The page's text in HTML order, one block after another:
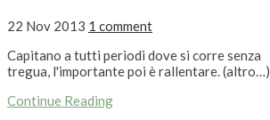
22 Nov 2013 1 comment
Capitano a tutti periodi dove si corre senza
tregua, l'importante poi è rallentare. (altro…)
Continue Reading